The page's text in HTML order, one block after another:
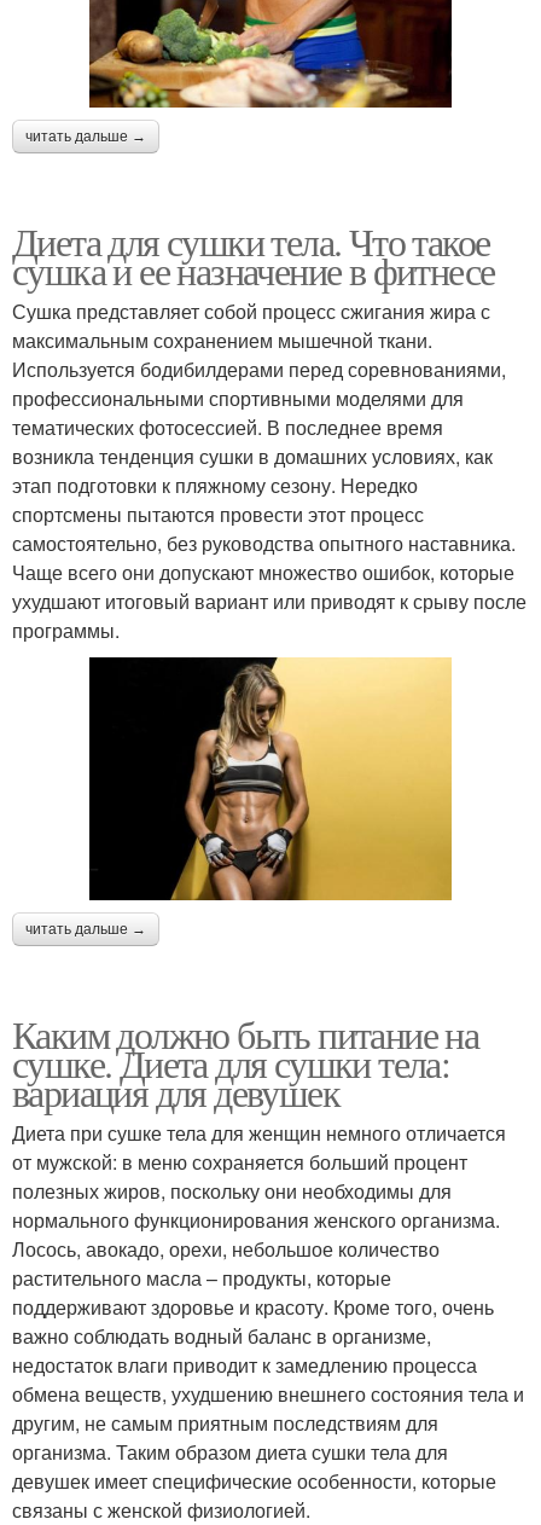
читать дальше →
Диета для сушки тела. Что такое
сушка и ее назначение в фитнесе
Сушка представляет собой процесс сжигания жира с
максимальным сохранением мышечной ткани.
Используется бодибилдерами перед соревнованиями,
профессиональными спортивными моделями для
тематических фотосессией. В последнее время
возникла тенденция сушки в домашних условиях, как
этап подготовки к пляжному сезону. Нередко
спортсмены пытаются провести этот процесс
самостоятельно, без руководства опытного наставника.
Чаще всего они допускают множество ошибок, которые
ухудшают итоговый вариант или приводят к срыву после
программы.
читать дальше →
Каким должно быть питание на
сушке. Диета для сушки тела:
вариация для девушек
Диета при сушке тела для женщин немного отличается
от мужской: в меню сохраняется больший процент
полезных жиров, поскольку они необходимы для
нормального функционирования женского организма.
Лосось, авокадо, орехи, небольшое количество
растительного масла – продукты, которые
поддерживают здоровье и красоту. Кроме того, очень
важно соблюдать водный баланс в организме,
недостаток влаги приводит к замедлению процесса
обмена веществ, ухудшению внешнего состояния тела и
другим, не самым приятным последствиям для
организма. Таким образом диета сушки тела для
девушек имеет специфические особенности, которые
связаны с женской физиологией.